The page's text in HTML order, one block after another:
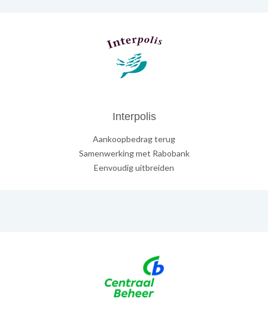
Interpolis
Aankoopbedrag terug
Samenwerking met Rabobank
Eenvoudig uitbreiden